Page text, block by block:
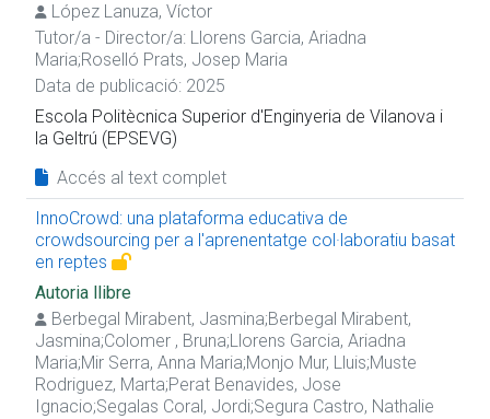
López Lanuza, Víctor
Tutor/a - Director/a: Llorens Garcia, Ariadna
Maria;Roselló Prats, Josep Maria
Data de publicació: 2025
Escola Politècnica Superior d'Enginyeria de Vilanova i
la Geltrú (EPSEVG)
Accés al text complet
InnoCrowd: una plataforma educativa de
crowdsourcing per a l'aprenentatge col·laboratiu basat
en reptes
Autoria llibre
Berbegal Mirabent, Jasmina;Berbegal Mirabent,
Jasmina;Colomer , Bruna;Llorens Garcia, Ariadna
Maria;Mir Serra, Anna Maria;Monjo Mur, Lluis;Muste
Rodriguez, Marta;Perat Benavides, Jose
Ignacio;Segalas Coral, Jordi;Segura Castro, Nathalie